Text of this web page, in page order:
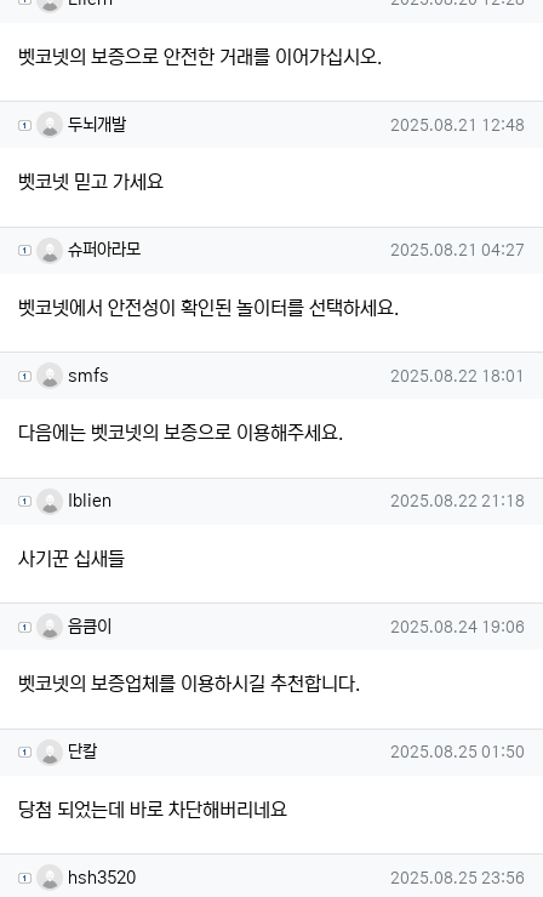
벳코넷의 보증으로 안전한 거래를 이어가십시오.
두뇌개발님의 댓글
두뇌개발 작성일
2025.08.21 12:48
벳코넷 믿고 가세요
슈퍼아라모님의 댓글
슈퍼아라모 작성일
2025.08.21 04:27
벳코넷에서 안전성이 확인된 놀이터를 선택하세요.
smfs님의 댓글
smfs 작성일
2025.08.22 18:01
다음에는 벳코넷의 보증으로 이용해주세요.
Iblien님의 댓글
Iblien 작성일
2025.08.22 21:18
사기꾼 십새들
음큼이님의 댓글
음큼이 작성일
2025.08.24 19:06
벳코넷의 보증업체를 이용하시길 추천합니다.
단칼님의 댓글
단칼 작성일
2025.08.25 01:50
당첨 되었는데 바로 차단해버리네요
hsh3520님의 댓글
hsh3520 작성일
2025.08.25 23:56